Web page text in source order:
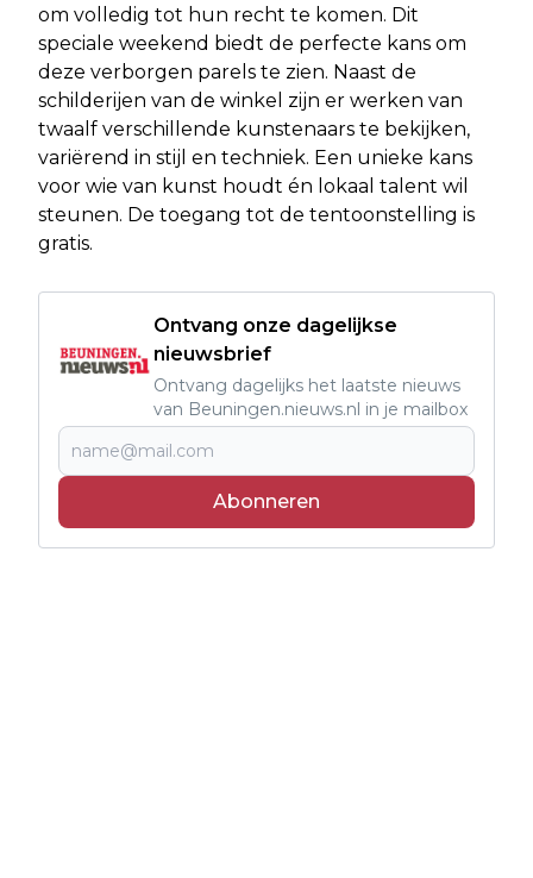
om volledig tot hun recht te komen. Dit
speciale weekend biedt de perfecte kans om
deze verborgen parels te zien. Naast de
schilderijen van de winkel zijn er werken van
twaalf verschillende kunstenaars te bekijken,
variërend in stijl en techniek. Een unieke kans
voor wie van kunst houdt én lokaal talent wil
steunen. De toegang tot de tentoonstelling is
gratis.
Ontvang onze dagelijkse
nieuwsbrief
Ontvang dagelijks het laatste nieuws
van Beuningen.nieuws.nl in je mailbox
Abonneren